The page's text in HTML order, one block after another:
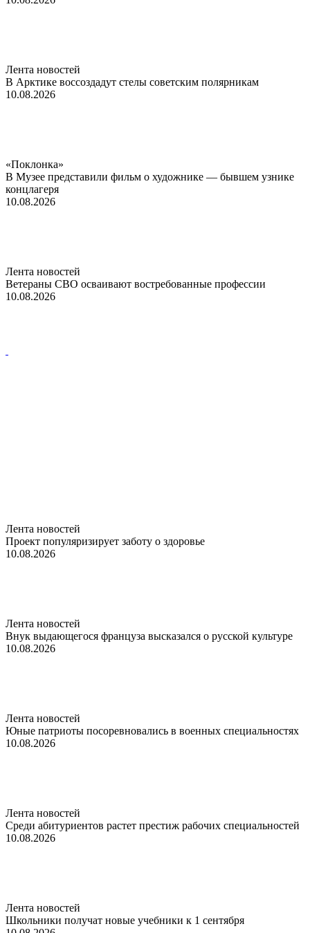
Лента новостей
В Арктике воссоздадут стелы советским полярникам
10.08.2026
«Поклонка»
В Музее представили фильм о художнике — бывшем узнике
концлагеря
10.08.2026
Лента новостей
Ветераны СВО осваивают востребованные профессии
10.08.2026
Лента новостей
Проект популяризирует заботу о здоровье
10.08.2026
Лента новостей
Внук выдающегося француза высказался о русской культуре
10.08.2026
Лента новостей
Юные патриоты посоревновались в военных специальностях
10.08.2026
Лента новостей
Среди абитуриентов растет престиж рабочих специальностей
10.08.2026
Лента новостей
Школьники получат новые учебники к 1 сентября